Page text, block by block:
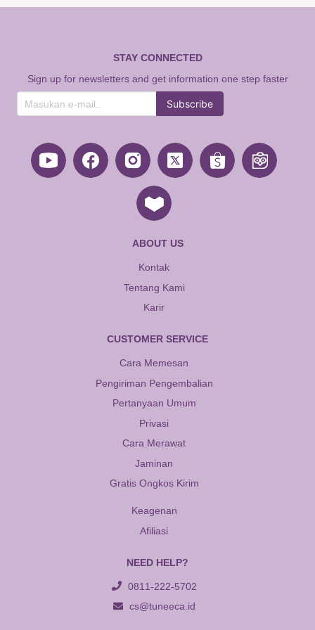
STAY CONNECTED
Sign up for newsletters and get information one step faster
Subscribe
ABOUT US
Kontak
Tentang Kami
Karir
CUSTOMER SERVICE
Cara Memesan
Pengiriman Pengembalian
Pertanyaan Umum
Privasi
Cara Merawat
Jaminan
Gratis Ongkos Kirim
Keagenan
Afiliasi
NEED HELP?
0811-222-5702
cs@tuneeca.id